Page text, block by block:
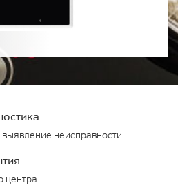
неисправности
центра